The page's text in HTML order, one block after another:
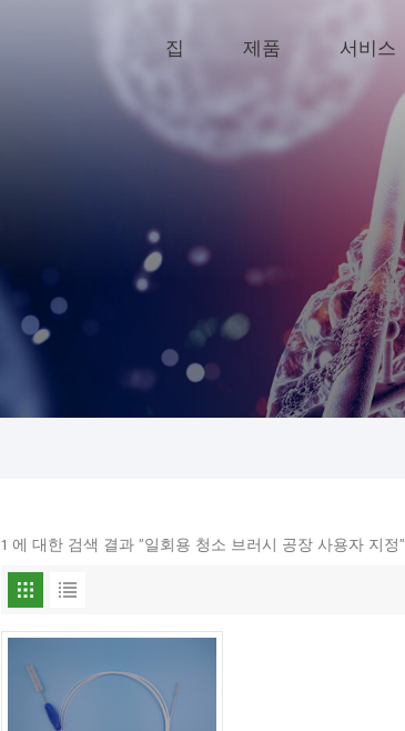
집 제품 서비스
한국의 中文
1 에 대한 검색 결과 "일회용 청소 브러시 공장 사용자 지정"